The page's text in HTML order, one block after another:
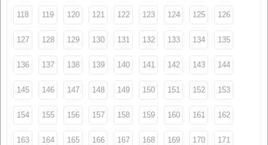
118 119 120 121 122 123 124 125 126
127 128 129 130 131 132 133 134 135
136 137 138 139 140 141 142 143 144
145 146 147 148 149 150 151 152 153
154 155 156 157 158 159 160 161 162
163 164 165 166 167 168 169 170 171